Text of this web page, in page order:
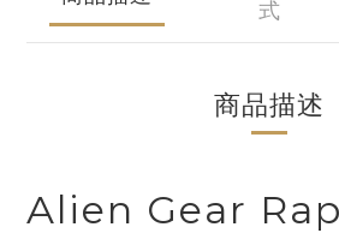
式
商品描述
Alien Gear